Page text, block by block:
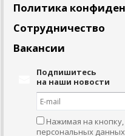
Политика
Сотрудничество
Вакансии
Подпишитесь
на наши новости
Нажимая на
персональных